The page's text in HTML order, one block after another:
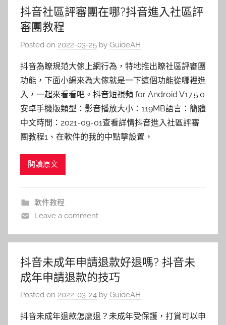
抖音社區評審團在哪?抖音進入社區評
審團教程
Posted on 2022-03-25 by GuideAH
抖音為瞭規范大傢上網行為，特地推出瞭社區評審團
功能，下面小編來為大傢就是一下這個功能從哪裡進
入，一起來看看吧。抖音短視頻 for Android V17.5.0
安卓手機版類型：影音播放大小：119MB語言：簡體
中文時間：2021-09-01查看詳情抖音進入社區評審
團教程1、在軟件的我的中點擊設置，
閱讀原文
軟件教程
Leave a comment
抖音未成年申請退款好退嗎? 抖音未
成年申請退款的技巧
Posted on 2022-03-24 by GuideAH
抖音未成年退款怎麼退？未成年受保護，打賞可以申